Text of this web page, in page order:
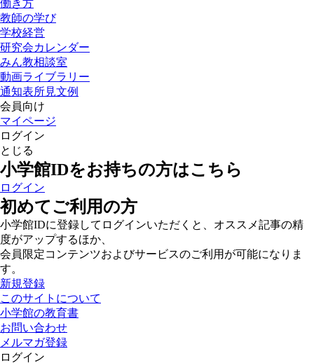
働き方
教師の学び
学校経営
研究会カレンダー
みん教相談室
動画ライブラリー
通知表所見文例
会員向け
マイページ
ログイン
とじる
小学館IDをお持ちの方はこちら
ログイン
初めてご利用の方
小学館IDに登録してログインいただくと、オススメ記事の精
度がアップするほか、
会員限定コンテンツおよびサービスのご利用が可能になりま
す。
新規登録
このサイトについて
小学館の教育書
お問い合わせ
メルマガ登録
ログイン